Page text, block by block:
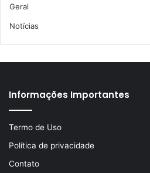
Geral
Notícias
Informações Importantes
Termo de Uso
Política de privacidade
Contato